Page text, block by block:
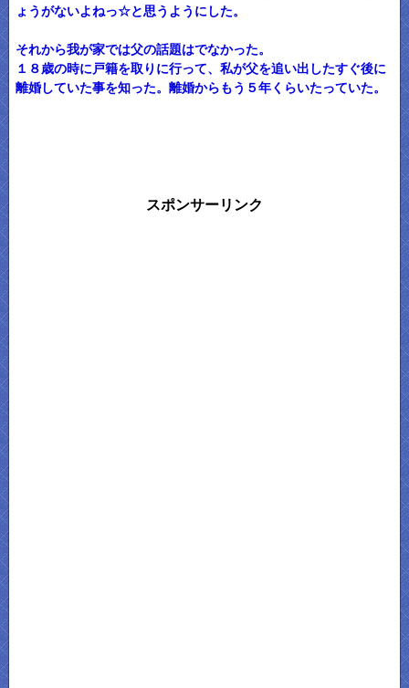
ょうがないよねっ☆と思うようにした。
それから我が家では父の話題はでなかった。
１８歳の時に戸籍を取りに行って、私が父を追い出したすぐ後に
離婚していた事を知った。離婚からもう５年くらいたっていた。
スポンサーリンク